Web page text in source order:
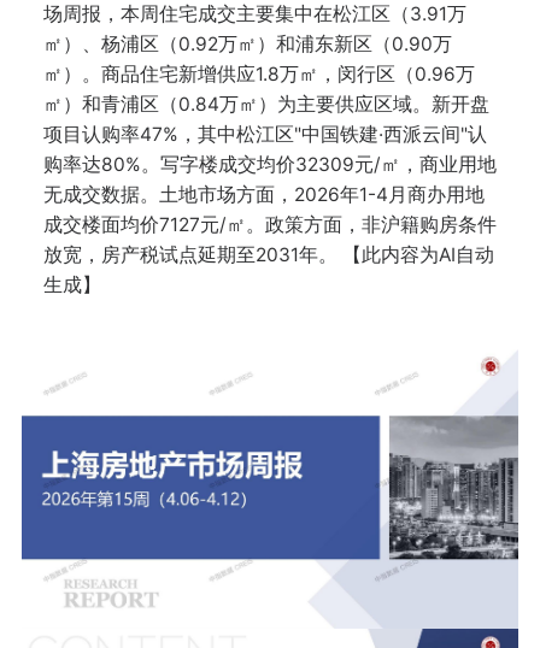
场周报，本周住宅成交主要集中在松江区（3.91万
㎡）、杨浦区（0.92万㎡）和浦东新区（0.90万
㎡）。商品住宅新增供应1.8万㎡，闵行区（0.96万
㎡）和青浦区（0.84万㎡）为主要供应区域。新开盘
项目认购率47%，其中松江区"中国铁建·西派云间"认
购率达80%。写字楼成交均价32309元/㎡，商业用地
无成交数据。土地市场方面，2026年1-4月商办用地
成交楼面均价7127元/㎡。政策方面，非沪籍购房条件
放宽，房产税试点延期至2031年。 【此内容为AI自动
生成】